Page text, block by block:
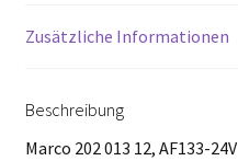
Zusätzliche Informationen
Beschreibung
Marco 202 013 12, AF133-24V